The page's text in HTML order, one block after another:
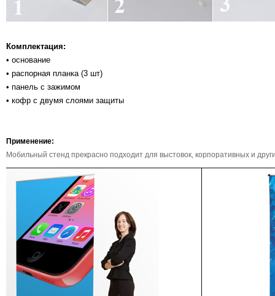
Комплектация:
• основание
• распорная планка (3 шт)
• панель с зажимом
• кофр с двумя слоями защиты
Применение:
Мобильный стенд прекрасно подходит для выстовок, корпоративных и